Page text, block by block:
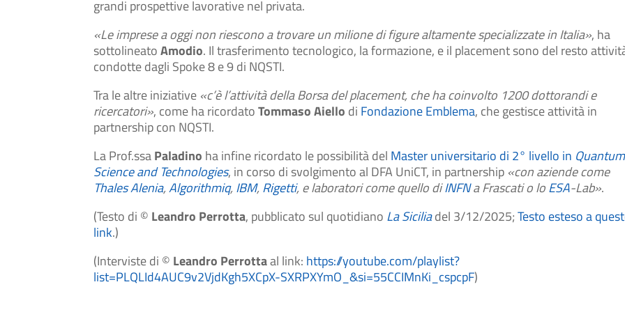
grandi prospettive lavorative nel privata.
«Le imprese a oggi non riescono a trovare un milione di figure altamente specializzate in Italia», ha
sottolineatoAmodio. Il trasferimento tecnologico, la formazione, e il placement sono del resto
condotte dagli Spoke 8 e 9 di NQSTI.
Tra le altre iniziative «c’è l’attività della Borsa del placement, che ha coinvolto 1200 dottorandi e
ricercatori», come ha ricordatoTommaso Aiello di Fondazione Emblema, che gestisce attività in
partnership con NQSTI.
La Prof.ssaPaladino ha infine ricordato le possibilità del Master universitario di 2° livello in Quantum
Science and Technologies, in corso di svolgimento al DFA UniCT, in partnership «con aziende come
Thales Alenia,Algorithmiq,IBM,Rigetti, e laboratori come quello diINFNa Frascati o loESA-Lab».
(Testo di © Leandro Perrotta, pubblicato sul quotidiano La Siciliadel 3/12/2025;Testo esteso a
link.)
(Interviste di © Leandro Perrottaal link: https://youtube.com/playlist?
list=PLQLId4AUC9v2VjdKgh5XCpX-SXRPXYmO_&si=55CCIMnKi_cspcpF)